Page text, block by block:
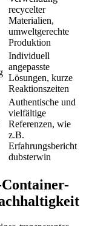
recycelter
Materialien,
umweltgerechte
Produktion
Individuell
angepasste
Lösungen, kurze
Reaktionszeiten
Authentische und
vielfältige
Referenzen, wie
z.B.
Erfahrungsbericht
dubsterwin